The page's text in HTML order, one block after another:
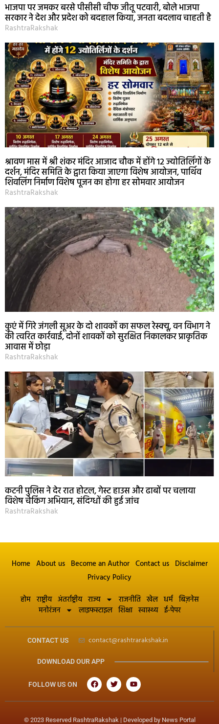
भाजपा पर जमकर बरसे पीसीसी चीफ जीतू पटवारी, बोले भाजपा
सरकार ने देश और प्रदेश को बदहाल किया, जनता बदलाव चाहती है
RashtraRakshak
श्रावण मास में श्री शंकर मंदिर आजाद चौक में होंगे 12 ज्योतिर्लिंगों के
दर्शन, मंदिर समिति के द्वारा किया जाएगा विशेष आयोजन, पार्थिव
शिवलिंग निर्माण विशेष पूजन का होगा हर सोमवार आयोजन
RashtraRakshak
कुएं में गिरे जंगली सूअर के दो शावकों का सफल रेस्क्यू, वन विभाग ने
की त्वरित कार्रवाई, दोनों शावकों को सुरक्षित निकालकर प्राकृतिक
आवास में छोड़ा
RashtraRakshak
कटनी पुलिस ने देर रात होटल, गेस्ट हाउस और ढाबों पर चलाया
विशेष चेकिंग अभियान, संदिग्धों की हुई जांच
RashtraRakshak
Home About us Become an Author Contact us Disclaimer
Privacy Policy
होम राष्ट्रीय अंतर्राष्ट्रीय राज्य राजनीति खेल धर्म बिज़नेस
मनोरंजन
लाइफस्टाइल शिक्षा स्वास्थ्य ई-पेपर
CONTACT US contact@rashtrarakshak.in
DOWNLOAD OUR APP
FOLLOW US ON
© 2023 Reserved RashtraRakshak | Developed by News Portal